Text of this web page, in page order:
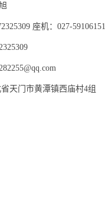
座机：027-59106151
天门市黄潭镇西庙村4组